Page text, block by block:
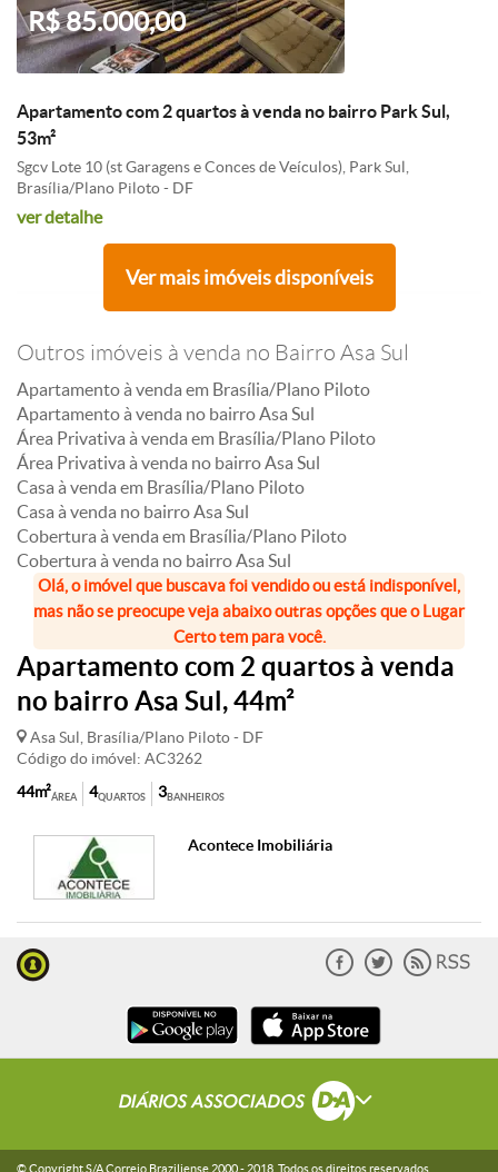
R$ 85.000,00
Apartamento com 2 quartos à venda no bairro Park Sul,
53m²
Sgcv Lote 10 (st Garagens e Conces de Veículos), Park Sul,
Brasília/Plano Piloto - DF
ver detalhe
Ver mais imóveis disponíveis
Outros imóveis à venda no Bairro Asa Sul
Apartamento à venda em Brasília/Plano Piloto
Apartamento à venda no bairro Asa Sul
Área Privativa à venda em Brasília/Plano Piloto
Área Privativa à venda no bairro Asa Sul
Casa à venda em Brasília/Plano Piloto
Casa à venda no bairro Asa Sul
Cobertura à venda em Brasília/Plano Piloto
Cobertura à venda no bairro Asa Sul
Olá, o imóvel que buscava foi vendido ou está indisponível,
mas não se preocupe veja abaixo outras opções que o Lugar
Certo tem para você.
Apartamento com 2 quartos à venda
no bairro Asa Sul, 44m²
Asa Sul, Brasília/Plano Piloto - DF
Código do imóvel: AC3262
ÁREA
44m² QUARTOS
4 BANHEIROS
3
Acontece Imobiliária
© Copyright S/A Correio Braziliense 2000 - 2018 . Todos os direitos reservados.